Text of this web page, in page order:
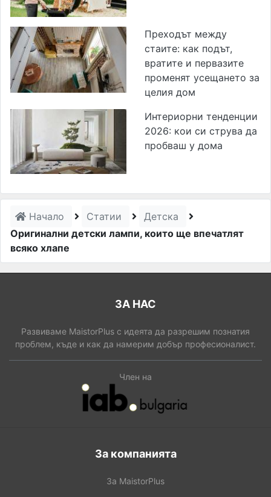
Преходът между
стаите: как подът,
вратите и первазите
променят усещането за
целия дом
Интериорни тенденции
2026: кои си струва да
пробваш у дома
Начало Статии
Детска
Оригинални детски лампи, които ще впечатлят
всяко хлапе
ЗА НАС
Развиваме MaistorPlus с идеята да разрешим познатия
проблем, къде и как да намерим добър професионалист.
Член на
За компанията
За MaistorPlus